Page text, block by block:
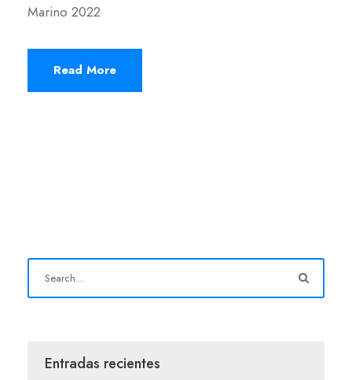
Marino 2022
Read More
Entradas recientes